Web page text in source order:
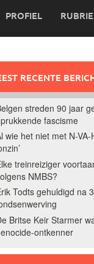
PROFIEL
RECENTE
streden 90 jaar
fascisme
wie het niet met N-
treinreiziger
NMBS?
Todts gehuldigd na
Britse Keir Starmer
ontkenner